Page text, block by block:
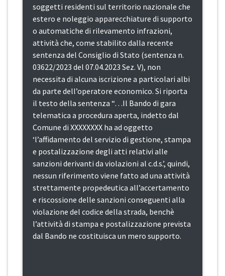
soggetti residenti sul territorio nazionale che
estero e noleggio apparecchiature di supporto
o automatiche di rilevamento infrazioni,
attività che, come stabilito dalla recente
sentenza del Consiglio di Stato (sentenza n.
03622/2023 del 07.04.2023 Sez. V), non
necessita di alcuna iscrizione a particolari albi
da parte dell’operatore economico. Si riporta
il testo della sentenza “…Il Bando di gara
telematica a procedura aperta, indetto dal
Comune di XXXXXXXX ha ad oggetto
‘l’affidamento del servizio di gestione, stampa
e postalizzazione degli atti relativi alle
sanzioni derivanti da violazioni al c.d.s.’, quindi,
nessun riferimento viene fatto ad una attività
strettamente propedeutica all’accertamento
e riscossione delle sanzioni conseguenti alla
violazione del codice della strada, benchè
l’attività di stampa e postalizzazione prevista
dal Bando ne costituisca un mero supporto.